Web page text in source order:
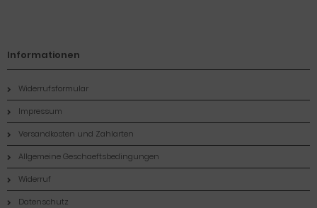
Informationen
Widerrufsformular
Impressum
Versandkosten und Zahlarten
Allgemeine Geschaeftsbedingungen
Widerruf
Datenschutz